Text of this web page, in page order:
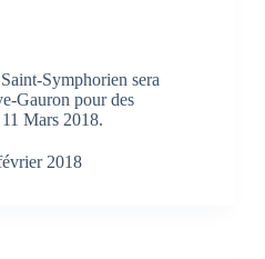
Symphorien sera
Gauron pour des
Mars 2018.
2018